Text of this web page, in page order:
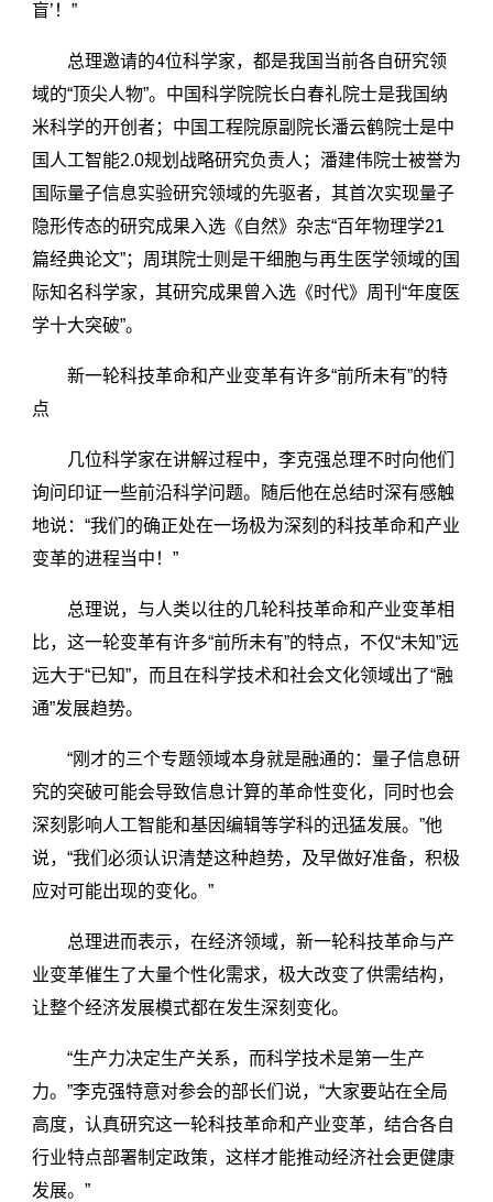
盲’！”
总理邀请的4位科学家，都是我国当前各自研究领
域的“顶尖人物”。中国科学院院长白春礼院士是我国纳
米科学的开创者；中国工程院原副院长潘云鹤院士是中
国人工智能2.0规划战略研究负责人；潘建伟院士被誉为
国际量子信息实验研究领域的先驱者，其首次实现量子
隐形传态的研究成果入选《自然》杂志“百年物理学21
篇经典论文”；周琪院士则是干细胞与再生医学领域的国
际知名科学家，其研究成果曾入选《时代》周刊“年度医
学十大突破”。
新一轮科技革命和产业变革有许多“前所未有”的特
点
几位科学家在讲解过程中，李克强总理不时向他们
询问印证一些前沿科学问题。随后他在总结时深有感触
地说：“我们的确正处在一场极为深刻的科技革命和产业
变革的进程当中！”
总理说，与人类以往的几轮科技革命和产业变革相
比，这一轮变革有许多“前所未有”的特点，不仅“未知”远
远大于“已知”，而且在科学技术和社会文化领域出了“融
通”发展趋势。
“刚才的三个专题领域本身就是融通的：量子信息研
究的突破可能会导致信息计算的革命性变化，同时也会
深刻影响人工智能和基因编辑等学科的迅猛发展。”他
说，“我们必须认识清楚这种趋势，及早做好准备，积极
应对可能出现的变化。”
总理进而表示，在经济领域，新一轮科技革命与产
业变革催生了大量个性化需求，极大改变了供需结构，
让整个经济发展模式都在发生深刻变化。
“生产力决定生产关系，而科学技术是第一生产
力。”李克强特意对参会的部长们说，“大家要站在全局
高度，认真研究这一轮科技革命和产业变革，结合各自
行业特点部署制定政策，这样才能推动经济社会更健康
发展。”